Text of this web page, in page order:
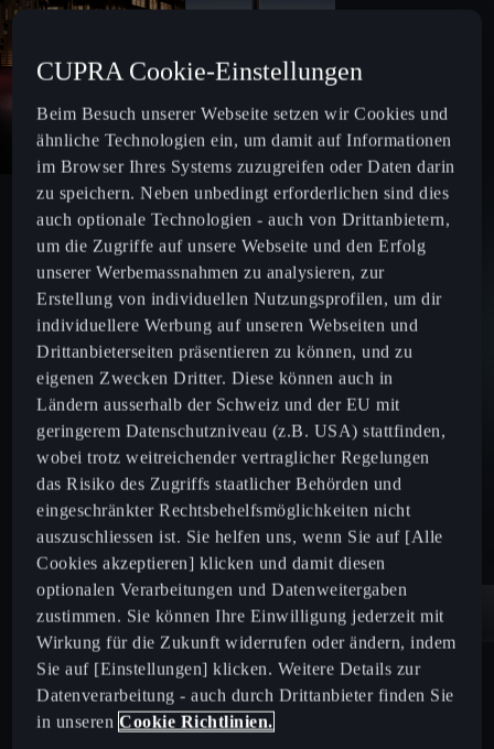
Attraktive CUPRA Occasionen zu Top-Konditionen:
Profitieren Sie von 0.30%¹ Leasing mit LeasingPLUS
Advanced bei teilnehmenden CUPRA Approved Partnern.
CUPRA Cookie-Einstellungen
Beim Besuch unserer Webseite setzen wir Cookies und
ähnliche Technologien ein, um damit auf Informationen
im Browser Ihres Systems zuzugreifen oder Daten darin
zu speichern. Neben unbedingt erforderlichen sind dies
auch optionale Technologien - auch von Drittanbietern,
um die Zugriffe auf unsere Webseite und den Erfolg
unserer Werbemassnahmen zu analysieren, zur
Erstellung von individuellen Nutzungsprofilen, um dir
individuellere Werbung auf unseren Webseiten und
Drittanbieterseiten präsentieren zu können, und zu
eigenen Zwecken Dritter. Diese können auch in
Ländern ausserhalb der Schweiz und der EU mit
geringerem Datenschutzniveau (z.B. USA) stattfinden,
wobei trotz weitreichender vertraglicher Regelungen
das Risiko des Zugriffs staatlicher Behörden und
eingeschränkter Rechtsbehelfsmöglichkeiten nicht
auszuschliessen ist. Sie helfen uns, wenn Sie auf [Alle
Cookies akzeptieren] klicken und damit diesen
optionalen Verarbeitungen und Datenweitergaben
zustimmen. Sie können Ihre Einwilligung jederzeit mit
Wirkung für die Zukunft widerrufen oder ändern, indem
Sie auf [Einstellungen] klicken. Weitere Details zur
Datenverarbeitung - auch durch Drittanbieter finden Sie
in unseren Cookie Richtlinien.